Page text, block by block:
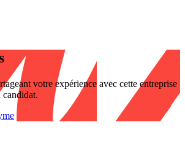
votre expérience avec cette entreprise
candidat.